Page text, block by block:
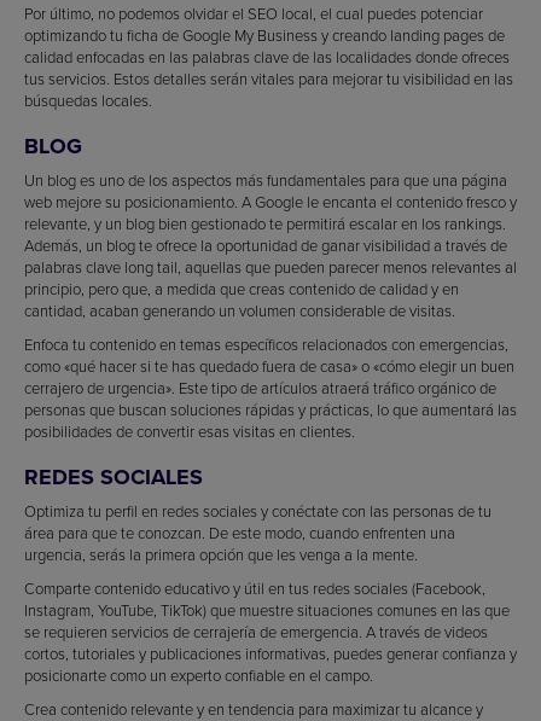
Por último, no podemos olvidar el SEO local, el cual puedes potenciar
optimizando tu ficha de Google My Business y creando landing pages de
calidad enfocadas en las palabras clave de las localidades donde ofreces
tus servicios. Estos detalles serán vitales para mejorar tu visibilidad en las
búsquedas locales.
BLOG
Un blog es uno de los aspectos más fundamentales para que una página
web mejore su posicionamiento. A Google le encanta el contenido fresco y
relevante, y un blog bien gestionado te permitirá escalar en los rankings.
Además, un blog te ofrece la oportunidad de ganar visibilidad a través de
palabras clave long tail, aquellas que pueden parecer menos relevantes al
principio, pero que, a medida que creas contenido de calidad y en
cantidad, acaban generando un volumen considerable de visitas.
Enfoca tu contenido en temas específicos relacionados con emergencias,
como «qué hacer si te has quedado fuera de casa» o «cómo elegir un buen
cerrajero de urgencia». Este tipo de artículos atraerá tráfico orgánico de
personas que buscan soluciones rápidas y prácticas, lo que aumentará las
posibilidades de convertir esas visitas en clientes.
REDES SOCIALES
Optimiza tu perfil en redes sociales y conéctate con las personas de tu
área para que te conozcan. De este modo, cuando enfrenten una
urgencia, serás la primera opción que les venga a la mente.
Comparte contenido educativo y útil en tus redes sociales (Facebook,
Instagram, YouTube, TikTok) que muestre situaciones comunes en las que
se requieren servicios de cerrajería de emergencia. A través de videos
cortos, tutoriales y publicaciones informativas, puedes generar confianza y
posicionarte como un experto confiable en el campo.
Crea contenido relevante y en tendencia para maximizar tu alcance y